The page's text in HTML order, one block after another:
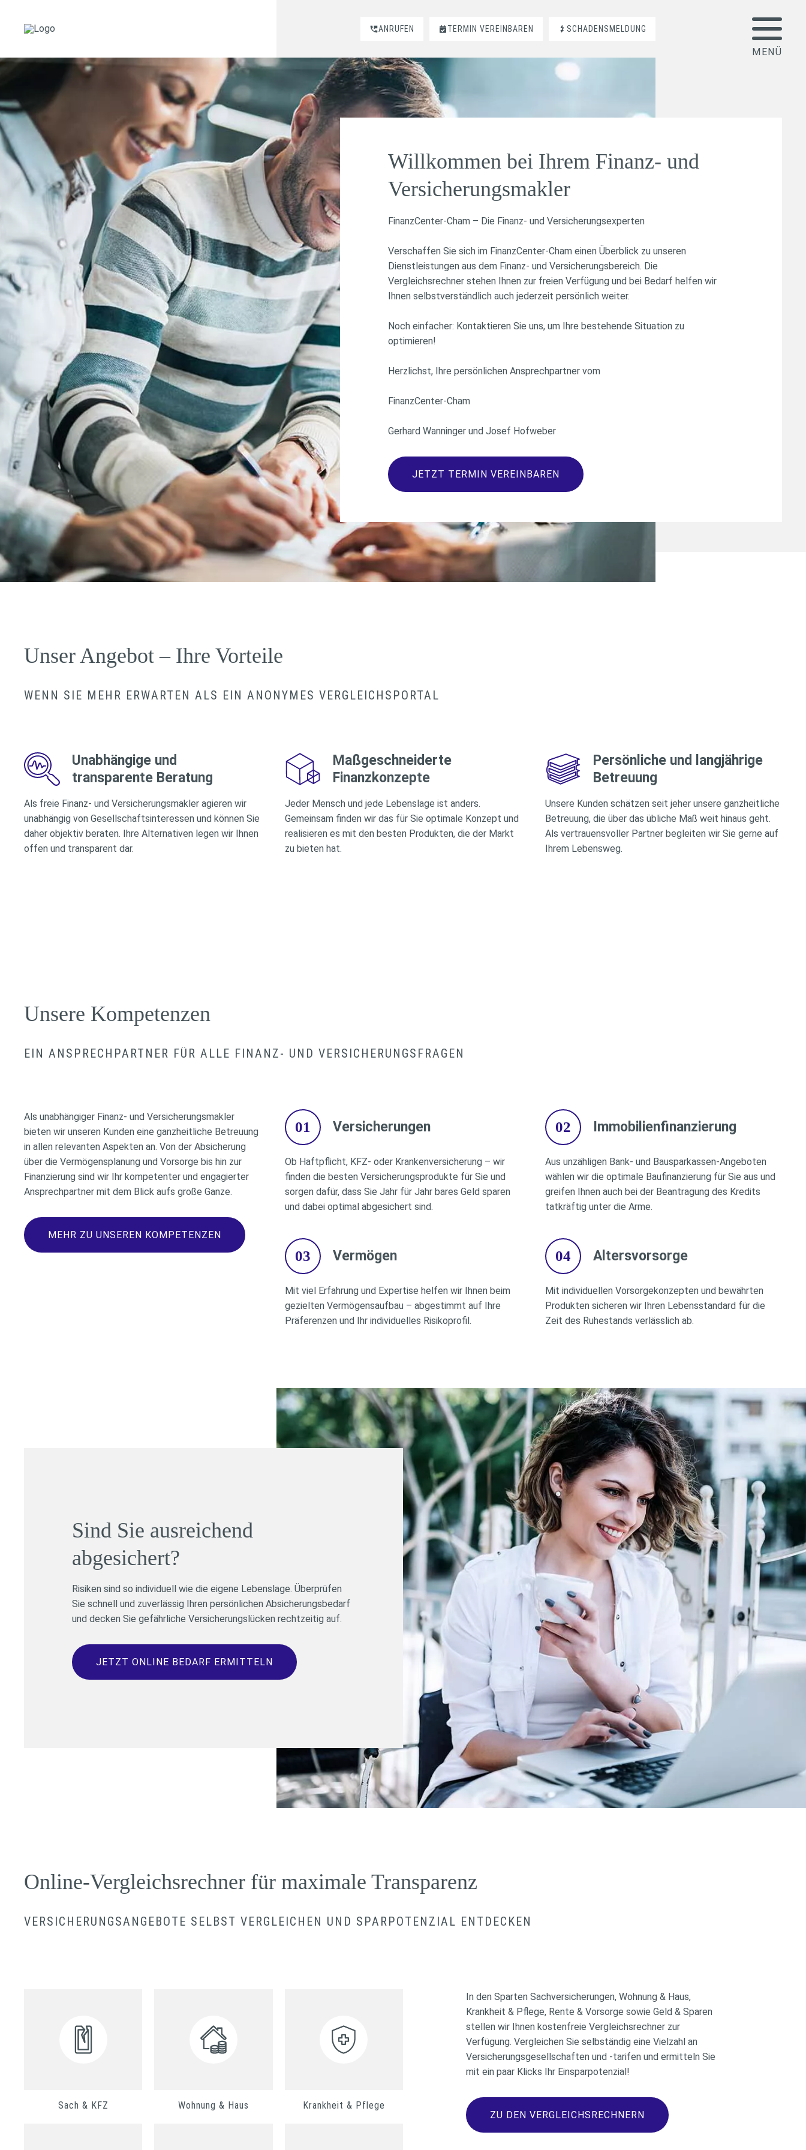
ANRUFEN TERMIN VEREINBAREN SCHADENSMELDUNG
Willkommen bei Ihrem Finanz- und
Versicherungsmakler
FinanzCenter-Cham – Die Finanz- und Versicherungsexperten
Verschaffen Sie sich im FinanzCenter-Cham einen Überblick zu unseren
Dienstleistungen aus dem Finanz- und Versicherungsbereich. Die
Vergleichsrechner stehen Ihnen zur freien Verfügung und bei Bedarf helfen wir
Ihnen selbstverständlich auch jederzeit persönlich weiter.
Noch einfacher: Kontaktieren Sie uns, um Ihre bestehende Situation zu
optimieren!
Herzlichst, Ihre persönlichen Ansprechpartner vom
FinanzCenter-Cham
Gerhard Wanninger und Josef Hofweber
JETZT TERMIN VEREINBAREN
Unser Angebot – Ihre Vorteile
WENN SIE MEHR ERWARTEN ALS EIN ANONYMES VERGLEICHSPORTAL
Unabhängige und
transparente Beratung
Als freie Finanz- und Versicherungsmakler agieren wir
unabhängig von Gesellschaftsinteressen und können Sie
daher objektiv beraten. Ihre Alternativen legen wir Ihnen
offen und transparent dar.
Maßgeschneiderte
Finanzkonzepte
Jeder Mensch und jede Lebenslage ist anders.
Gemeinsam finden wir das für Sie optimale Konzept und
realisieren es mit den besten Produkten, die der Markt
zu bieten hat.
Persönliche und langjährige
Betreuung
Unsere Kunden schätzen seit jeher unsere ganzheitliche
Betreuung, die über das übliche Maß weit hinaus geht.
Als vertrauensvoller Partner begleiten wir Sie gerne auf
Ihrem Lebensweg.
Unsere Kompetenzen
EIN ANSPRECHPARTNER FÜR ALLE FINANZ- UND VERSICHERUNGSFRAGEN
Als unabhängiger Finanz- und Versicherungsmakler
bieten wir unseren Kunden eine ganzheitliche Betreuung
in allen relevanten Aspekten an. Von der Absicherung
über die Vermögensplanung und Vorsorge bis hin zur
Finanzierung sind wir Ihr kompetenter und engagierter
Ansprechpartner mit dem Blick aufs große Ganze.
MEHR ZU UNSEREN KOMPETENZEN
01 Versicherungen
Ob Haftpflicht, KFZ- oder Krankenversicherung – wir
finden die besten Versicherungsprodukte für Sie und
sorgen dafür, dass Sie Jahr für Jahr bares Geld sparen
und dabei optimal abgesichert sind.
02 Immobilienfinanzierung
Aus unzähligen Bank- und Bausparkassen-Angeboten
wählen wir die optimale Baufinanzierung für Sie aus und
greifen Ihnen auch bei der Beantragung des Kredits
tatkräftig unter die Arme.
03 Vermögen
Mit viel Erfahrung und Expertise helfen wir Ihnen beim
gezielten Vermögensaufbau – abgestimmt auf Ihre
Präferenzen und Ihr individuelles Risikoprofil.
04 Altersvorsorge
Mit individuellen Vorsorgekonzepten und bewährten
Produkten sicheren wir Ihren Lebensstandard für die
Zeit des Ruhestands verlässlich ab.
Sind Sie ausreichend
abgesichert?
Risiken sind so individuell wie die eigene Lebenslage. Überprüfen
Sie schnell und zuverlässig Ihren persönlichen Absicherungsbedarf
und decken Sie gefährliche Versicherungslücken rechtzeitig auf.
JETZT ONLINE BEDARF ERMITTELN
Online-Vergleichsrechner für maximale Transparenz
VERSICHERUNGSANGEBOTE SELBST VERGLEICHEN UND SPARPOTENZIAL ENTDECKEN
Sach & KFZ Wohnung & Haus Krankheit & Pflege
In den Sparten Sachversicherungen, Wohnung & Haus,
Krankheit & Pflege, Rente & Vorsorge sowie Geld & Sparen
stellen wir Ihnen kostenfreie Vergleichsrechner zur
Verfügung. Vergleichen Sie selbständig eine Vielzahl an
Versicherungsgesellschaften und -tarifen und ermitteln Sie
mit ein paar Klicks Ihr Einsparpotenzial!
ZU DEN VERGLEICHSRECHNERN